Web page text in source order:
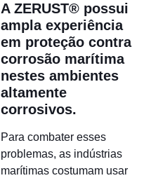
A ZERUST® possui
ampla experiência
em proteção contra
corrosão marítima
nestes ambientes
altamente
corrosivos.
Para combater esses
problemas, as indústrias
marítimas costumam usar